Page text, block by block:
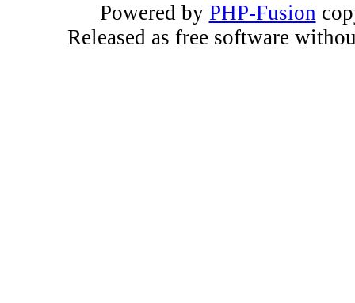
Powered by PHP-Fusion
Released as free software